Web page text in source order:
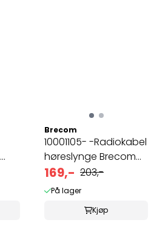
Brecom
10001105- -Radiokabel
høreslynge Brecom
m.fler
169,- 203,-
På lager
Kjøp